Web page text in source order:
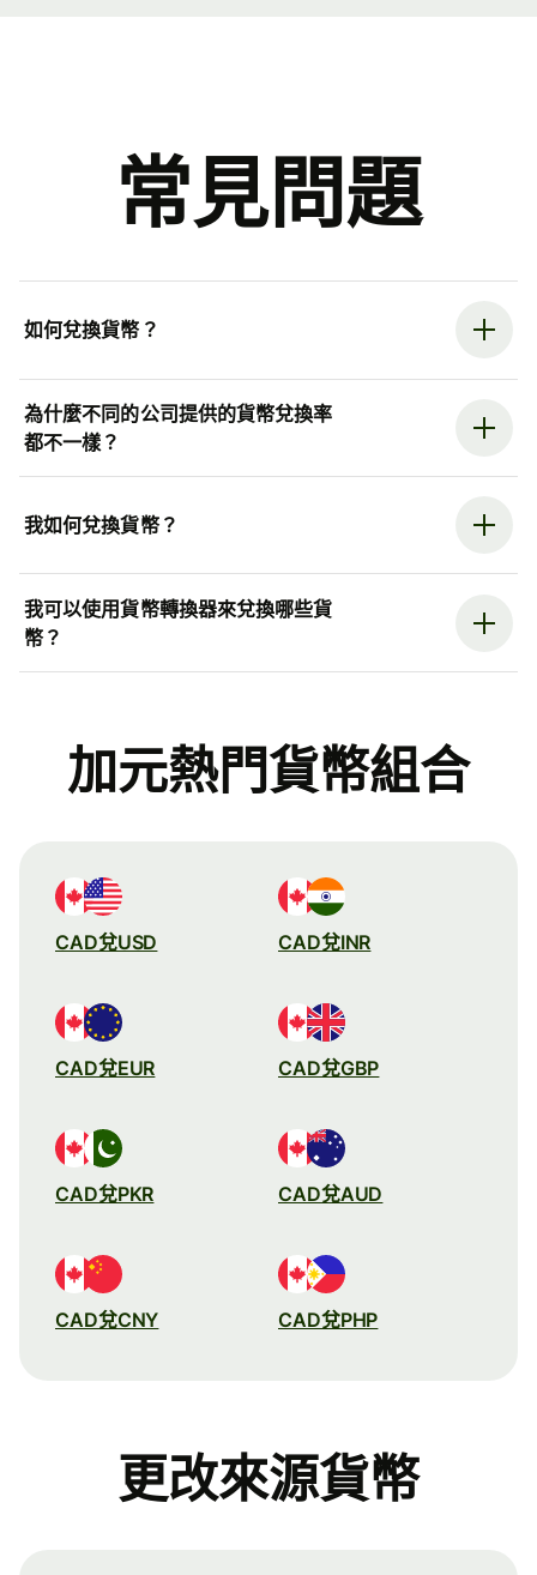
常見問題
如何兌換貨幣？
為什麼不同的公司提供的貨幣兌換率
都不一樣？
我如何兌換貨幣？
我可以使用貨幣轉換器來兌換哪些貨
幣？
加元熱門貨幣組合
CAD兌USD CAD兌INR
CAD兌EUR CAD兌GBP
CAD兌PKR CAD兌AUD
CAD兌CNY CAD兌PHP
更改來源貨幣